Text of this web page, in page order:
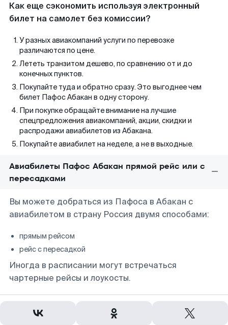
Как еще сэкономить используя электронный
билет на самолет без комиссии?
У разных авиакомпаний услуги по перевозке
различаются по цене.
Лететь транзитом дешево, по сравнению от и до
конечных пунктов.
Покупайте туда и обратно сразу. Это выгоднее чем
билет Пафос Абакан в одну сторону.
При покупке обращайте внимание на лучшие
спецпредложения авиакомпаний, акции, скидки и
распродажи авиабилетов из Абакана.
Покупайте авиабилет на неделе, а не в выходные.
Авиабилеты Пафос Абакан прямой рейс или с
пересадками
Вы можете добраться из Пафоса в Абакан с
авиабилетом в страну Россия двумя способами:
прямым рейсом
рейс с пересадкой
Иногда в расписании могут встречаться
чартерные рейсы и лоукосты.